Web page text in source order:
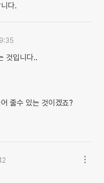
다.
것입니다..
줄수 있는 것이겠죠?